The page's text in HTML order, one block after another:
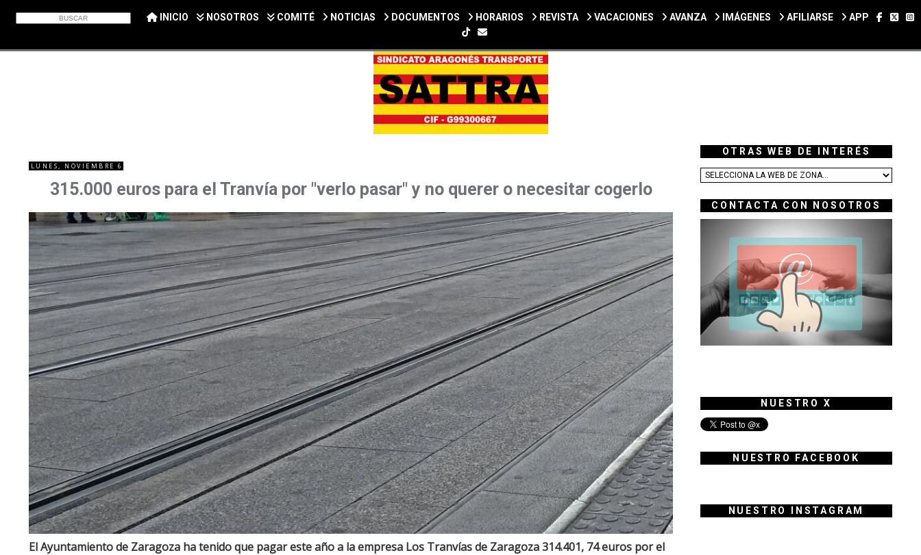
INICIO NOSOTROS COMITÉ NOTICIAS DOCUMENTOS HORARIOS REVISTA VACACIONES AVANZA IMÁGENES AFILIARSE APP
SIGUENOS EN TIKTOK
LUNES, NOVIEMBRE 6
315.000 euros para el Tranvía por "verlo pasar" y no querer o necesitar cogerlo
El Ayuntamiento de Zaragoza ha tenido que pagar este año a la empresa Los Tranvías de Zaragoza 314.401, 74 euros por el
OTRAS WEB DE INTERÉS
CONTACTA CON NOSOTROS
NUESTRO X
NUESTRO FACEBOOK
NUESTRO INSTAGRAM